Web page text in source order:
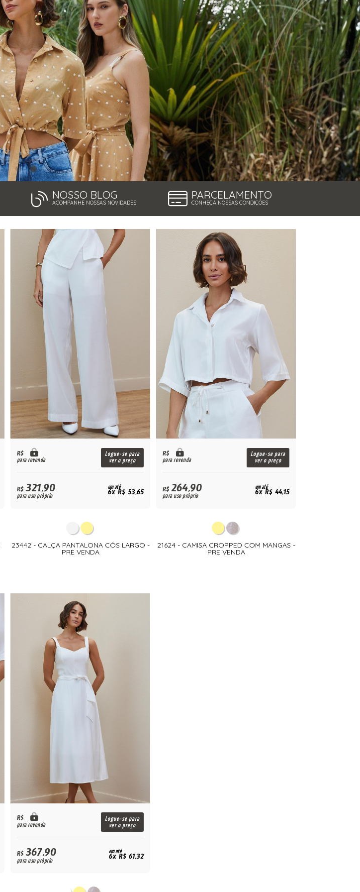
NOSSO BLOG
ACOMPANHE NOSSAS NOVIDADES
PARCELAMENTO
CONHEÇA NOSSAS CONDIÇÕES
R$
para revenda
Logue-se para
ver o preço
R$321,90
para uso próprio
em até
6x R$ 53,65
23442 - CALÇA PANTALONA CÓS LARGO -
PRE VENDA
R$
para revenda
Logue-se para
ver o preço
R$264,90
para uso próprio
em até
6x R$ 44,15
21624 - CAMISA CROPPED COM MANGAS -
PRE VENDA
R$
para revenda
Logue-se para
ver o preço
R$367,90
para uso próprio
em até
6x R$ 61,32